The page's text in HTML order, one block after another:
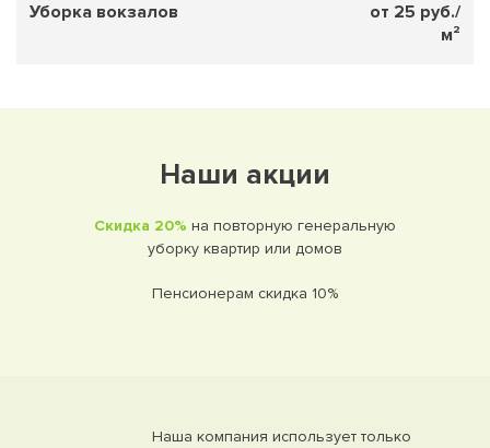
Уборка вокзалов
от 25 руб./
м²
Наши акции
Скидка 20% на повторную генеральную
уборку квартир или домов
Пенсионерам скидка 10%
Наша компания использует только